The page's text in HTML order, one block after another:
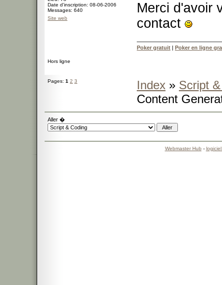
Date d'inscription: 08-06-2006
Messages: 640
Site web
Merci d'avoir
contact
Poker gratuit | Poker en ligne
Hors ligne
Pages: 1 2 3 Index » Script
Content
Aller �
Webmaster Hub -